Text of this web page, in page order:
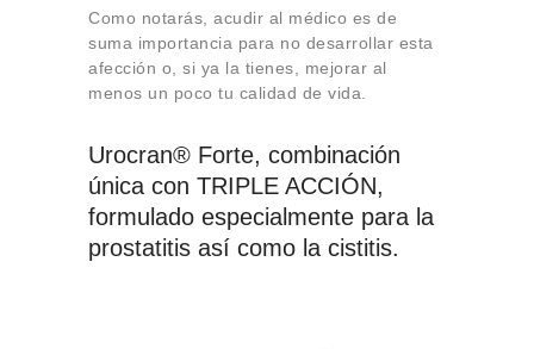
Como notarás, acudir al médico es de
suma importancia para no desarrollar esta
afección o, si ya la tienes, mejorar al
menos un poco tu calidad de vida.
Urocran® Forte, combinación
única con TRIPLE ACCIÓN,
formulado especialmente para la
prostatitis así como la cistitis.